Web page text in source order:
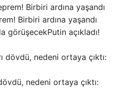
Birbiri ardına yaşandı
Putin açıkladı!
nedeni ortaya çıktı: